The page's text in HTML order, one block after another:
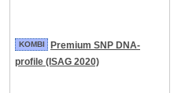
KOMBI
Premium SNP DNA-
profile (ISAG 2020)